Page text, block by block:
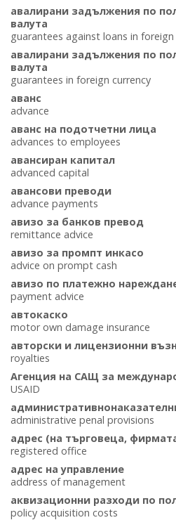
авалирани задължения по
валута
guarantees against loans in foreign
авалирани задължения по
валута
guarantees in foreign currency
аванс
advance
аванс на подотчетни лица
advances to employees
авансиран капитал
advanced capital
авансови преводи
advance payments
авизо за банков превод
remittance advice
авизо за промпт инкасо
advice on prompt cash
авизо по платежно
payment advice
автокаско
motor own damage insurance
авторски и лицензионни
royalties
Агенция на САЩ за
USAID
administrative penal provisions
адрес (на търговеца,
registered office
адрес на управление
address of management
аквизационни разходи по
policy acquisition costs